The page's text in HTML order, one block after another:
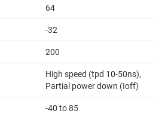
64
-32
200
High speed (tpd 10-50ns),
Partial power down (Ioff)
-40 to 85